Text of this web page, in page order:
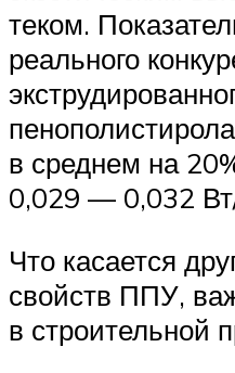
теком.
реального
в среднем на
0,029 — 0,032
Что касается
свойств ППУ,
в строительной